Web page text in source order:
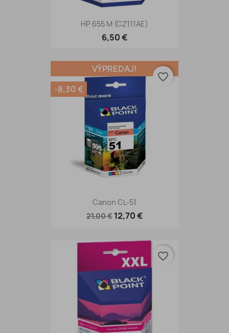
HP 655 M (CZ111AE)
6,50 €
Canon CL-51
21,00 € 12,70 €
VÝPREDAJ!
-8,30 €
favorite_border
favorite_border